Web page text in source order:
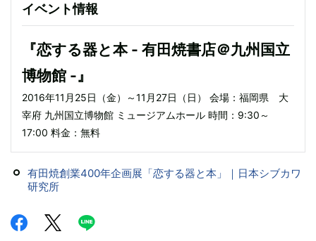
イベント情報
『恋する器と本 - 有田焼書店＠九州国立
博物館 -』
2016年11月25日（金）～11月27日（日） 会場：福岡県 大
宰府 九州国立博物館 ミュージアムホール 時間：9:30～
17:00 料金：無料
有田焼創業400年企画展「恋する器と本」｜日本シブカワ
研究所